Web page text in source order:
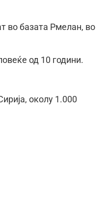
во базата Рмелан, во
од 10 години.
околу 1.000